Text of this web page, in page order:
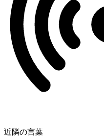
近隣の言葉